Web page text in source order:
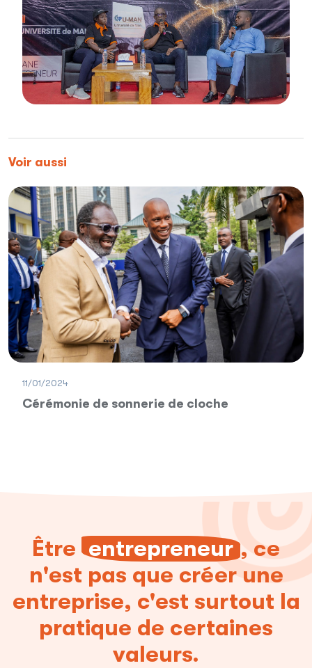
Voir aussi
11/01/2024
Cérémonie de sonnerie de cloche
Être entrepreneur , ce
n'est pas que créer une
entreprise, c'est surtout la
pratique de certaines
valeurs.